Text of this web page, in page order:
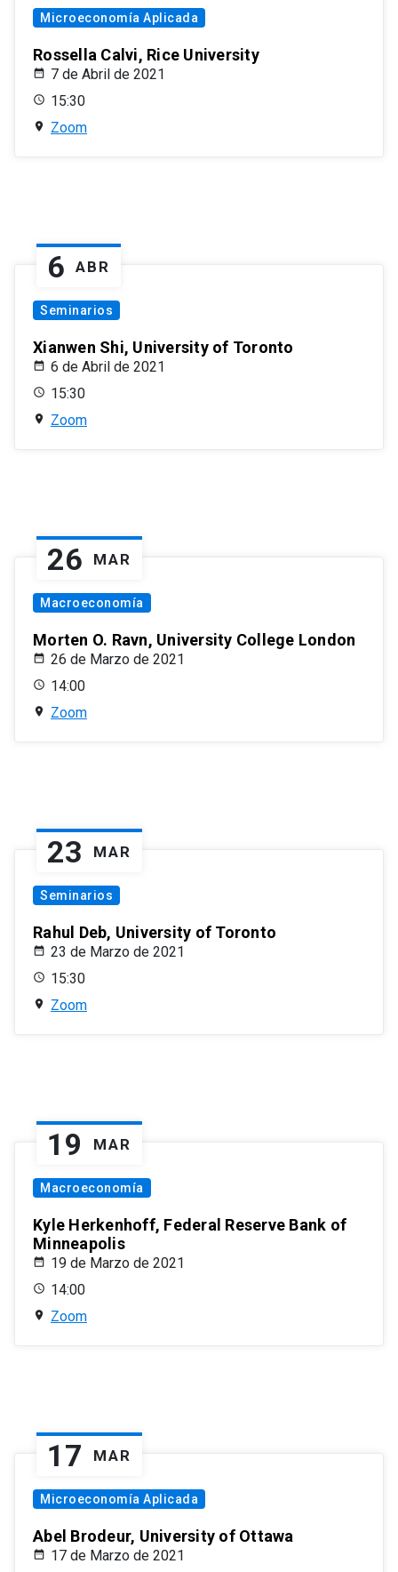
Microeconomía Aplicada
Rossella Calvi, Rice University
7 de Abril de 2021
15:30
Zoom
6 ABR
Seminarios
Xianwen Shi, University of Toronto
6 de Abril de 2021
15:30
Zoom
26 MAR
Macroeconomía
Morten O. Ravn, University College London
26 de Marzo de 2021
14:00
Zoom
23 MAR
Seminarios
Rahul Deb, University of Toronto
23 de Marzo de 2021
15:30
Zoom
19 MAR
Macroeconomía
Kyle Herkenhoff, Federal Reserve Bank of
Minneapolis
19 de Marzo de 2021
14:00
Zoom
17 MAR
Microeconomía Aplicada
Abel Brodeur, University of Ottawa
17 de Marzo de 2021